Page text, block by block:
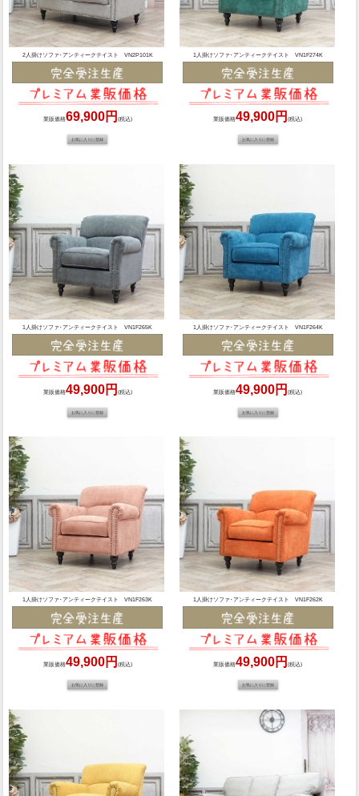
2人掛けソファ･アンティークテイスト VN2P101K
業販価格69,900円 (税込)
1人掛けソファ･アンティークテイスト VN1F274K
業販価格49,900円(税込)
1人掛けソファ･アンティークテイスト VN1F265K
業販価格49,900円 (税込)
1人掛けソファ･アンティークテイスト VN1F264K
業販価格49,900円(税込)
1人掛けソファ･アンティークテイスト VN1F263K
業販価格49,900円 (税込)
1人掛けソファ･アンティークテイスト VN1F262K
業販価格49,900円(税込)